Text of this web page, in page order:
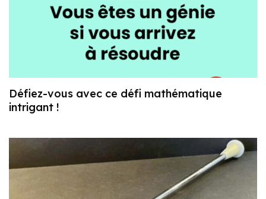
Défiez-vous avec ce défi mathématique
intrigant !